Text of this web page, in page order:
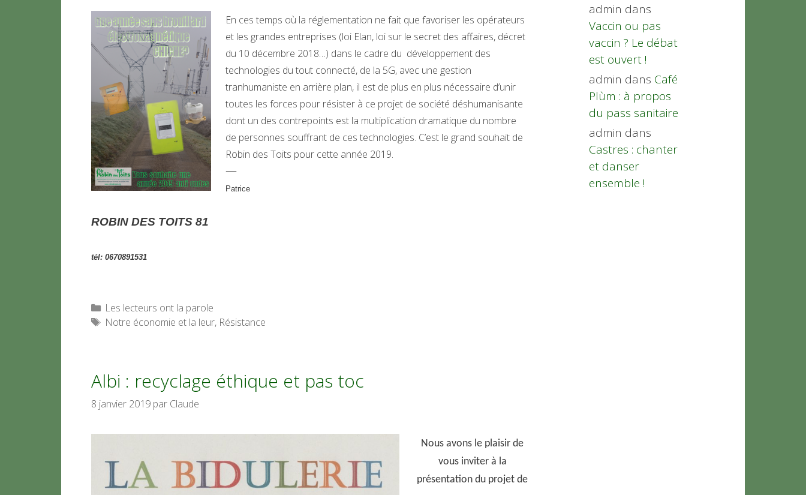
En ces temps où la réglementation ne fait que favoriser les opérateurs
et les grandes entreprises (loi Elan, loi sur le secret des affaires, décret
du 10 décembre 2018…) dans le cadre du développement des
technologies du tout connecté, de la 5G, avec une gestion
tranhumaniste en arrière plan, il est de plus en plus nécessaire d’unir
toutes les forces pour résister à ce projet de société déshumanisante
dont un des contrepoints est la multiplication dramatique du nombre
de personnes souffrant de ces technologies. C’est le grand souhait de
Robin des Toits pour cette année 2019.
—
Patrice
ROBIN DES TOITS 81
tél: 0670891531
Catégories
Les lecteurs ont la parole
Étiquettes
Notre économie et la leur, Résistance
Albi : recyclage éthique et pas toc
8 janvier 2019 par Claude
Nous avons le plaisir de
vous inviter à la
présentation du projet de
admin dans
Vaccin ou pas
vaccin ? Le débat
est ouvert !
admin dans Café
Plùm : à propos
du pass sanitaire
admin dans
Castres : chanter
et danser
ensemble !